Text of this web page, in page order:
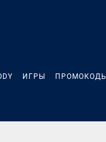
ИГРЫ ПРОМОКОДЫ